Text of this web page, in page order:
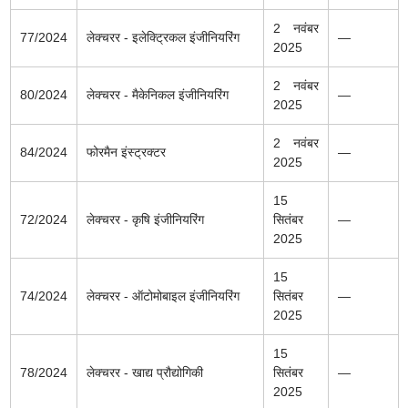
77/2024 लेक्चरर - इलेक्ट्रिकल इंजीनियरिंग
2 नवंबर
2025
—
80/2024 लेक्चरर - मैकेनिकल इंजीनियरिंग
2 नवंबर
2025
—
84/2024 फोरमैन इंस्ट्रक्टर
2 नवंबर
2025
—
72/2024 लेक्चरर - कृषि इंजीनियरिंग
15
सितंबर
2025
—
74/2024 लेक्चरर - ऑटोमोबाइल इंजीनियरिंग
15
सितंबर
2025
—
78/2024 लेक्चरर - खाद्य प्रौद्योगिकी
15
सितंबर
2025
—